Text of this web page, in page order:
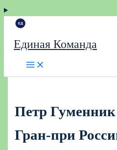
Единая Команда
Петр
Гран-при